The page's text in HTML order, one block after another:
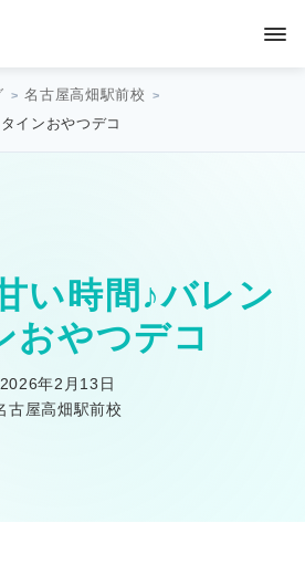
名古屋高畑駅前校
インおやつデコ
い時間♪バレン
おやつデコ
2026年2月13日
古屋高畑駅前校